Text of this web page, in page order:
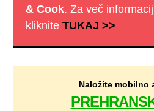
& Cook. Za več informacij
klikniteTUKAJ >>
Naložite mobilno